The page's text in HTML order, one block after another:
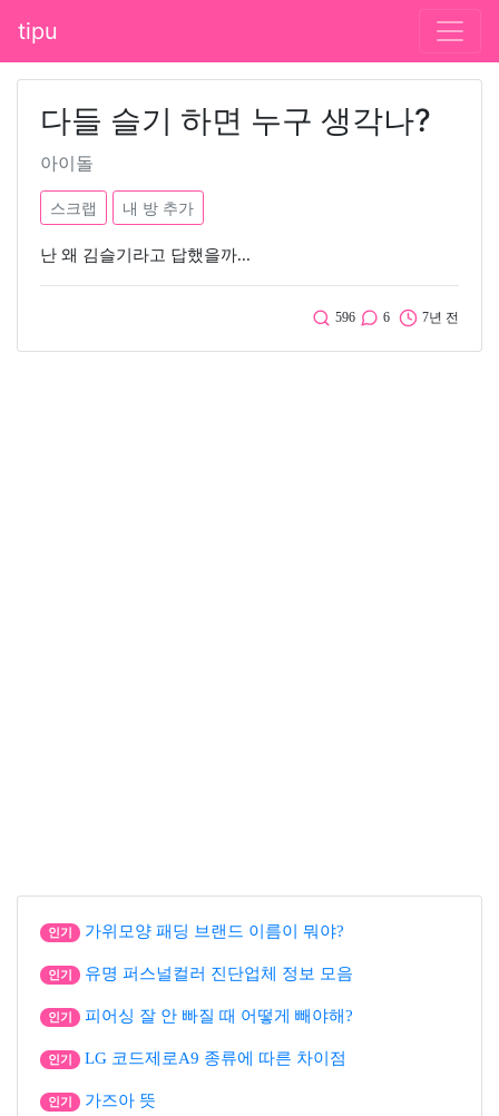
tipu
다들 슬기 하면 누구 생각나?
아이돌
스크랩 내 방 추가
난 왜 김슬기라고 답했을까...
596 6 7년 전
인기 가위모양 패딩 브랜드 이름이 뭐야?
인기 유명 퍼스널컬러 진단업체 정보 모음
인기 피어싱 잘 안 빠질 때 어떻게 빼야해?
인기 LG 코드제로A9 종류에 따른 차이점
인기 가즈아 뜻